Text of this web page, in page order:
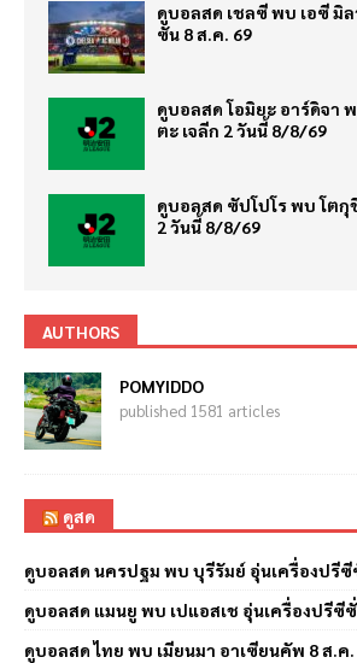
ดูบอลสด เชลซี พบ เอซี มิ
ซั่น 8 ส.ค. 69
ดูบอลสด โอมิยะ อาร์ดิจา
ตะ เจลีก 2 วันนี้ 8/8/69
ดูบอลสด ซัปโปโร พบ โตกุ
2 วันนี้ 8/8/69
AUTHORS
POMYIDDO
published 1581 articles
ดูสด
ดูบอลสด นครปฐม พบ บุรีรัมย์ อุ่นเครื่องปรีซี
ดูบอลสด แมนยู พบ เปแอสเช อุ่นเครื่องปรีซี
ดูบอลสด ไทย พบ เมียนมา อาเซียนคัพ 8 ส.ค.